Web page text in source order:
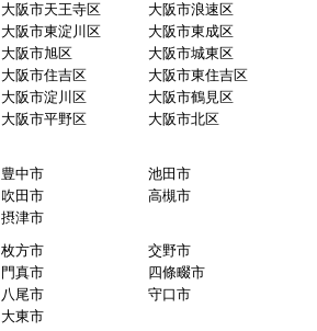
大阪市天王寺区
大阪市浪速区
大阪市東淀川区
大阪市東成区
大阪市旭区
大阪市城東区
大阪市住吉区
大阪市東住吉区
大阪市淀川区
大阪市鶴見区
大阪市平野区
大阪市北区
豊中市
池田市
吹田市
高槻市
摂津市
枚方市
交野市
門真市
四條畷市
八尾市
守口市
大東市